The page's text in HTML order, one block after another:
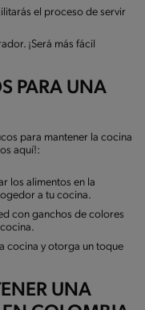
el proceso de servir
¡Será más fácil
PARA UNA
para mantener la cocina
aquí!:
los alimentos en la
a tu cocina.
con ganchos de colores
cocina y otorga un toque
UNA